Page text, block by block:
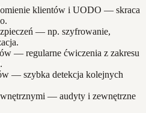
klientów i UODO — skraca
— np. szyfrowanie,
— regularne ćwiczenia z zakresu
— szybka detekcja kolejnych
— audyty i zewnętrzne